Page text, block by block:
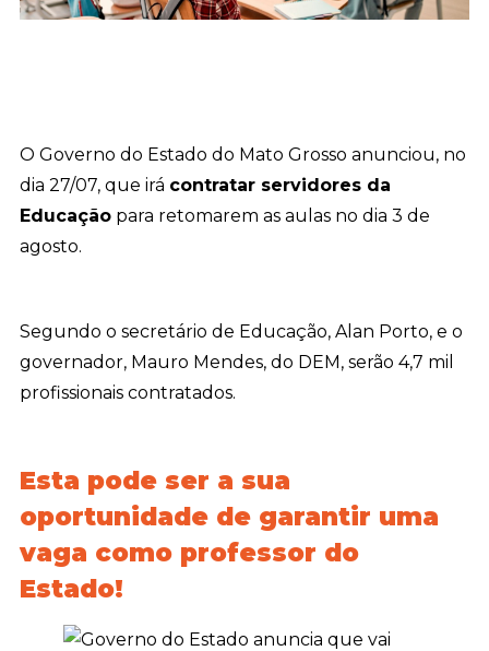
O Governo do Estado do Mato Grosso anunciou, no
dia 27/07, que irá contratar servidores da
Educaçãopara retomarem as aulas no dia 3 de
agosto.
Segundo o secretário de Educação, Alan Porto, e o
governador, Mauro Mendes, do DEM, serão 4,7 mil
profissionais contratados.
Esta pode ser a sua
oportunidade de garantir uma
vaga como professor do
Estado!